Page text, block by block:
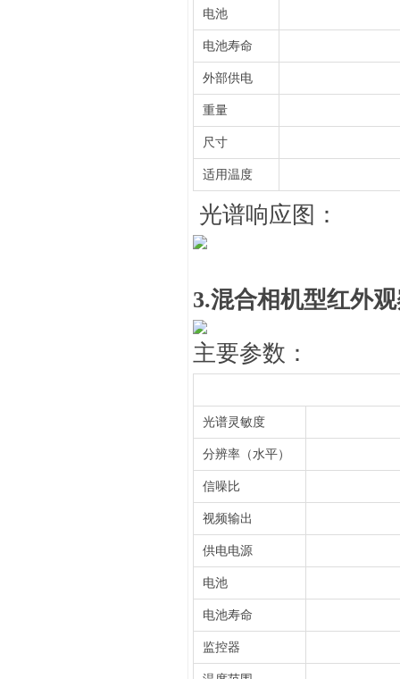
电池
电池寿命
外部供电
重量
尺寸
适用温度
光谱响应图：
3.混合相机型红外
主要参数：
光谱灵敏度
分辨率（水平）
信噪比
视频输出
供电电源
电池
电池寿命
监控器